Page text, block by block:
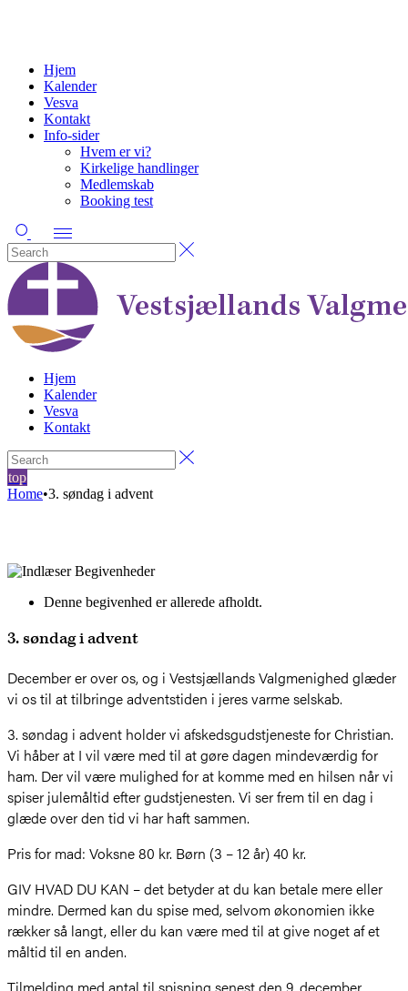
Hjem
Kalender
Vesva
Kontakt
Info-sider
Hvem er vi?
Kirkelige handlinger
Medlemskab
Booking test
Hjem
Kalender
Vesva
Kontakt
top
Home•3. søndag i advent
Denne begivenhed er allerede afholdt.
3. søndag i advent
December er over os, og i Vestsjællands Valgmenighed glæder
vi os til at tilbringe adventstiden i jeres varme selskab.
3. søndag i advent holder vi afskedsgudstjeneste for Christian.
Vi håber at I vil være med til at gøre dagen mindeværdig for
ham. Der vil være mulighed for at komme med en hilsen når vi
spiser julemåltid efter gudstjenesten. Vi ser frem til en dag i
glæde over den tid vi har haft sammen.
Pris for mad: Voksne 80 kr. Børn (3 – 12 år) 40 kr.
GIV HVAD DU KAN – det betyder at du kan betale mere eller
mindre. Dermed kan du spise med, selvom økonomien ikke
rækker så langt, eller du kan være med til at give noget af et
måltid til en anden.
Tilmelding med antal til spisning senest den 9. december.